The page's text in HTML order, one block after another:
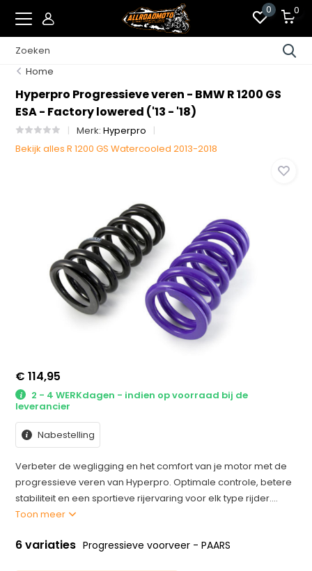
0 0
Home
Hyperpro Progressieve veren - BMW R 1200 GS
ESA - Factory lowered ('13 - '18)
Merk:Hyperpro
Bekijk alles R 1200 GS Watercooled 2013-2018
€ 114,95
2 - 4 WERKdagen - indien op voorraad bij de
leverancier
Nabestelling
Verbeter de wegligging en het comfort van je motor met de
progressieve veren van Hyperpro. Optimale controle, betere
stabiliteit en een sportieve rijervaring voor elk type rijder....
Toon meer
6 variaties Progressieve voorveer - PAARS